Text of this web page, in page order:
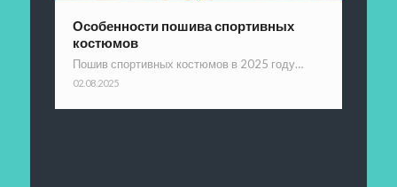
Особенности пошива спортивных
костюмов
Пошив спортивных костюмов в 2025 году…
02.08.2025